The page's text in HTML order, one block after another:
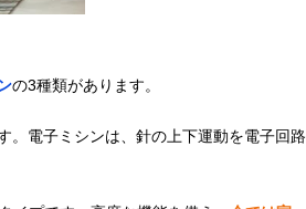
の3種類があります。
。電子ミシンは、針の上下運動を電子回路